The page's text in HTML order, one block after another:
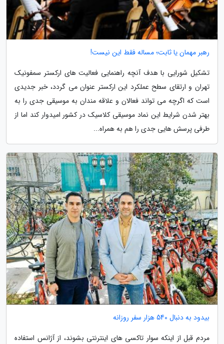
رهبر مهمان یا ثابت؛ مساله فقط این نیست!
تشکیل شورایی با هدف آنچه راهنمایی فعالیت های ارکستر سمفونیک
تهران و ارتقای سطح عملکرد این ارکستر عنوان می گردد، خبر جدیدی
است که اگرچه می تواند فعالان و علاقه مندان به موسیقی جدی را به
بهتر شدن شرایط این نماد موسیقی کلاسیک در کشور امیدوار کند اما از
طرفی پرسش هایی جدی را هم به همراه...
بیدود به دنبال 540 هزار سفر روزانه
مردم قبل از اینکه سوار تاکسی های اینترنتی بشوند، از آژانس استفاده